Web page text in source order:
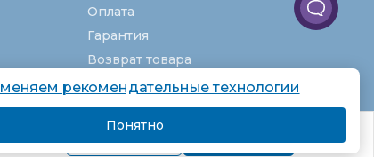
Подробнее Я согласен
Оплата
Гарантия
Возврат товара
Услуги
О компании
Вакансии
рекомендательные технологии
Понятно